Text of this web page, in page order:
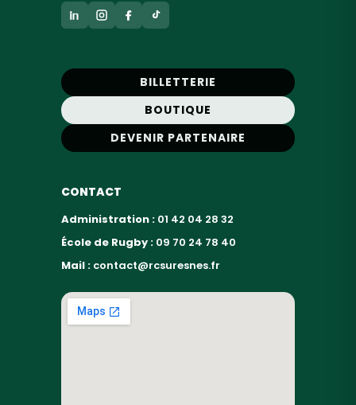
BILLETTERIE
BOUTIQUE
DEVENIR PARTENAIRE
CONTACT
Administration : 01 42 04 28 32
École de Rugby : 09 70 24 78 40
Mail : contact@rcsuresnes.fr